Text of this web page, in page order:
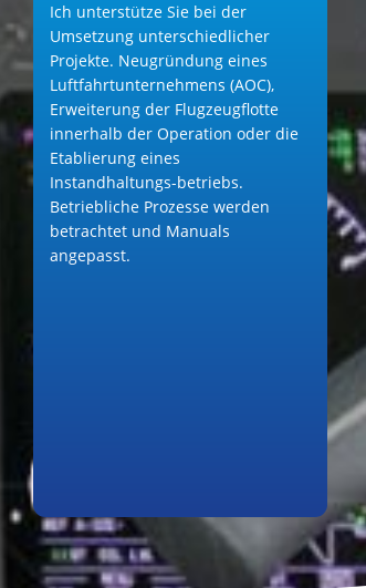
Ich unterstütze Sie bei der
Umsetzung unterschiedlicher
Projekte. Neugründung eines
Luftfahrtunternehmens (AOC),
Erweiterung der Flugzeugflotte
innerhalb der Operation oder die
Etablierung eines
Instandhaltungs-betriebs.
Betriebliche Prozesse werden
betrachtet und Manuals
angepasst.